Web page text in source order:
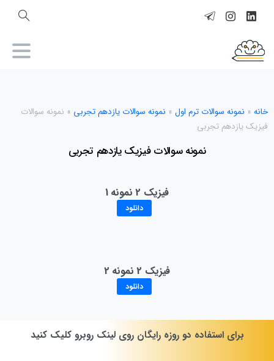
خانه » نمونه سوالات ترم اول » نمونه سوالات یازدهم تجربی » نمونه سوالات
فیزیک یازدهم تجربی
نمونه سوالات فیزیک یازدهم تجربی
فیزیک 2 نمونه 1
دانلود
فیزیک 2 نمونه 2
دانلود
برای استفاده دو روزه رایگان روی لینک روبرو کلیک کنید